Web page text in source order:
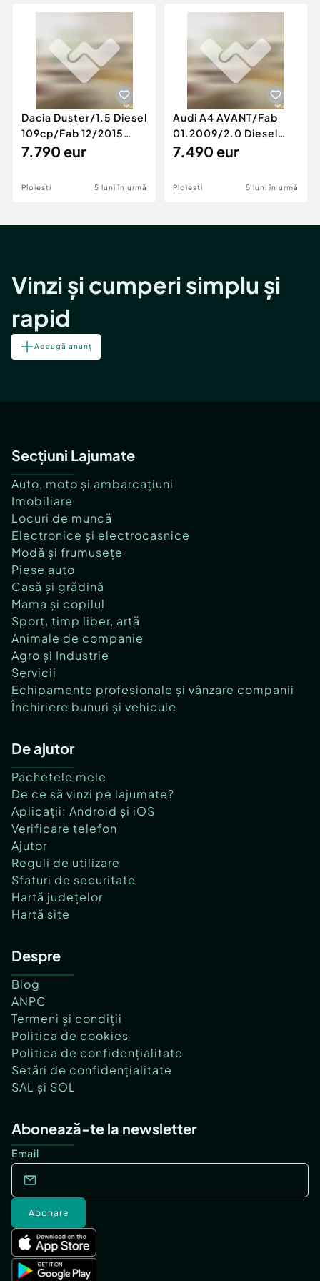
Animale de companie
Afaceri și echipamente profesionale
Inchiriere Bunuri si Vehicule
Utilaje agricole si industriale
Piese auto si accesorii
Dacia Duster
Dacia Duster/1.5 Diesel
109cp/Fab 12/2015
/Euro 5/GARANTIE 12
7.790 eur
Ploiesti 5 luni în urmă
Audi A4 AVANT/Fab
01.2009/2.0 Diesel
140cp/Posibilitate
7.490 eur
Ploiesti 5 luni în urmă
Vinzi și cumperi simplu și
rapid
Adaugă anunț
Secțiuni Lajumate
Auto, moto și ambarcațiuni
Imobiliare
Locuri de muncă
Electronice și electrocasnice
Modă și frumusețe
Piese auto
Casă și grădină
Mama și copilul
Sport, timp liber, artă
Animale de companie
Agro și Industrie
Servicii
Echipamente profesionale și vânzare companii
Închiriere bunuri și vehicule
De ajutor
Pachetele mele
De ce să vinzi pe lajumate?
Aplicații: Android și iOS
Verificare telefon
Ajutor
Reguli de utilizare
Sfaturi de securitate
Hartă județelor
Hartă site
Despre
Blog
ANPC
Termeni și condiții
Politica de cookies
Politica de confidențialitate
Setări de confidențialitate
SAL și SOL
Abonează-te la newsletter
Email
Abonare